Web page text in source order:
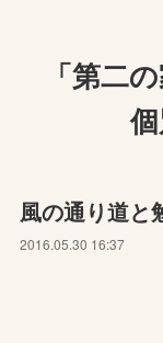
「第二
風の通り道と
2016.05.30 16:37